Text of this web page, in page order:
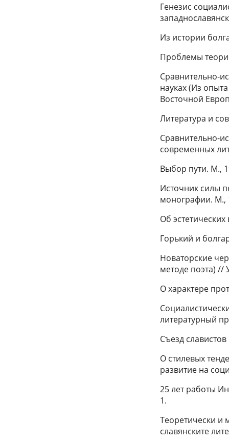
Генезис
Из истории
Проблемы
Сравнительно-
науках (Из
Восточной
Литература и
Сравнительно-
современных
Выбор пути. М.,
Источник силы
монографии. М.,
Об
Горький и
Новаторские
методе поэта) //
О характере
литературный
Съезд
О стилевых
развитие на
25 лет работы
1.
Теоретически и
славянските